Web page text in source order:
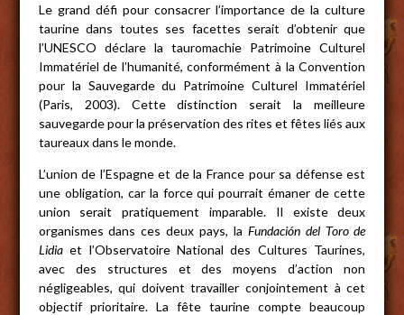
Le grand défi pour consacrer l’importance de la culture
taurine dans toutes ses facettes serait d’obtenir que
l’UNESCO déclare la tauromachie Patrimoine Culturel
Immatériel de l’humanité, conformément à la Convention
pour la Sauvegarde du Patrimoine Culturel Immatériel
(Paris, 2003). Cette distinction serait la meilleure
sauvegarde pour la préservation des rites et fêtes liés aux
taureaux dans le monde.
L’union de l’Espagne et de la France pour sa défense est
une obligation, car la force qui pourrait émaner de cette
union serait pratiquement imparable. Il existe deux
organismes dans ces deux pays, la Fundación del Toro de
Lidiaet l’Observatoire National des Cultures Taurines,
avec des structures et des moyens d’action non
négligeables, qui doivent travailler conjointement à cet
objectif prioritaire. La fête taurine compte beaucoup